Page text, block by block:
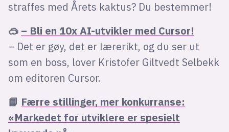
straffes med Årets kaktus? Du bestemmer!
🥽 – Bli en 10x AI-utvikler med Cursor!
– Det er gøy, det er lærerikt, og du ser ut
som en boss, lover Kristofer Giltvedt Selbekk
om editoren Cursor.
📘 Færre stillinger, mer konkurranse:
«Markedet for utviklere er spesielt